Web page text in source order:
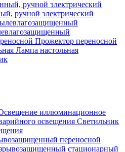
ручной электрический
Прожектор переносной
Лампа настольная
иллюминационное
Светильник
переносной